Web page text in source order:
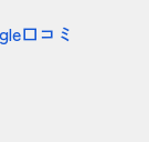
口コミ